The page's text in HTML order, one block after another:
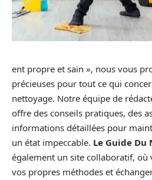
ent propre et sain », nous vous
précieuses pour tout ce qui
nettoyage. Notre équipe de
offre des conseils pratiques, des
informations détaillées pour
un état impeccable. Le Guide
également un site collaboratif, où
vos propres méthodes et